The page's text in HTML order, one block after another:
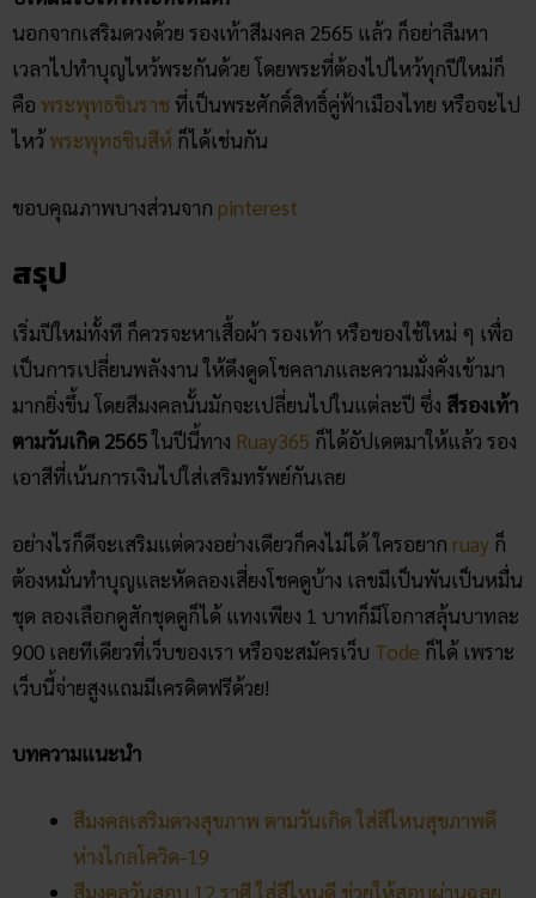
นอกจากเสริมดวงด้วย รองเท้าสีมงคล 2565 แล้ว ก็อย่าลืมหา
เวลาไปทำบุญไหว้พระกันด้วย โดยพระที่ต้องไปไหว้ทุกปีใหม่ก็
คือ พระพุทธชินราช ที่เป็นพระศักดิ์สิทธิ์คู่ฟ้าเมืองไทย หรือจะไป
ไหว้พระพุทธชินสีห์ ก็ได้เช่นกัน
ขอบคุณภาพบางส่วนจาก pinterest
สรุป
เริ่มปีใหม่ทั้งที ก็ควรจะหาเสื้อผ้า รองเท้า หรือของใช้ใหม่ ๆ เพื่อ
เป็นการเปลี่ยนพลังงาน ให้ดึงดูดโชคลาภและความมั่งคั่งเข้ามา
มากยิ่งขึ้น โดยสีมงคลนั้นมักจะเปลี่ยนไปในแต่ละปี ซึ่ง สีรองเท้า
ตามวันเกิด 2565ในปีนี้ทาง Ruay365 ก็ได้อัปเดตมาให้แล้ว รอง
เอาสีที่เน้นการเงินไปใส่เสริมทรัพย์กันเลย
อย่างไรก็ดีจะเสริมแต่ดวงอย่างเดียวก็คงไม่ได้ ใครอยาก ruay ก็
ต้องหมั่นทำบุญและหัดลองเสี่ยงโชคดูบ้าง เลขมีเป็นพันเป็นหมื่น
ชุด ลองเลือกดูสักชุดดูก็ได้ แทงเพียง 1 บาทก็มีโอกาสลุ้นบาทละ
900 เลยทีเดียวที่เว็บของเรา หรือจะสมัครเว็บ Tode ก็ได้ เพราะ
เว็บนี้จ่ายสูงแถมมีเครดิตฟรีด้วย!
บทความแนะนำ
สีมงคลเสริมดวงสุขภาพ ตามวันเกิด ใส่สีไหนสุขภาพดี
ห่างไกลโควิด-19
สีมงคลวันสอบ 12 ราศี ใส่สีไหนดี ช่วยให้สอบผ่านฉลุย